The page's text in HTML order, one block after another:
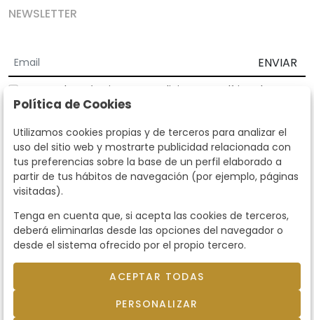
NEWSLETTER
ENVIAR
Acepto los Términos y Condiciones
Política de
privacidad
Según la LOPD y disposiciones de desarrollo, informamos que sus
datos personales serán tratados por parte de Subastas Segre con la
finalidad de gestionar la relación comercial. Puede ejercitar los
derechos de acceso, rectificación, cancelación, oposición y demás
derechos en los términos establecidos en la normativa vigente
dirigiéndote a nosotros. Asimismo, nos puede solicitar el envío de
llamando al teléfono 915159584 o enviando un e-mail a
info@subastassegre.es
Este sitio está protegido por reCAPTCHA y se aplican la
Términos de servicio de Google.
© 2026
Política de Cookies
Utilizamos cookies propias y de terceros para analizar el
uso del sitio web y mostrarte publicidad relacionada con
tus preferencias sobre la base de un perfil elaborado a
partir de tus hábitos de navegación (por ejemplo, páginas
visitadas).
Tenga en cuenta que, si acepta las cookies de terceros,
deberá eliminarlas desde las opciones del navegador o
desde el sistema ofrecido por el propio tercero.
ACEPTAR TODAS
PERSONALIZAR